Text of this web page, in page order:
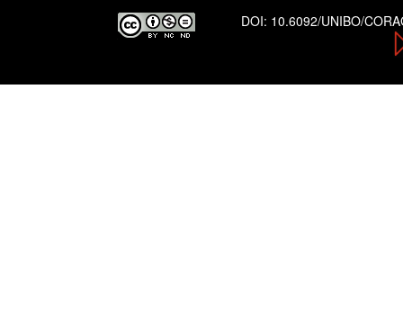
DOI: 10.6092/UNIBO/